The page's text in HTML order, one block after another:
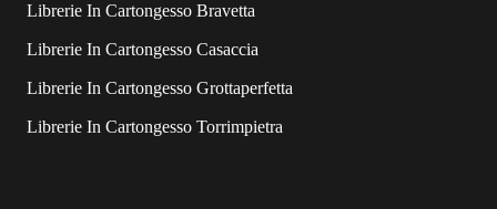
Librerie In Cartongesso Bravetta
Librerie In Cartongesso Casaccia
Librerie In Cartongesso Grottaperfetta
Librerie In Cartongesso Torrimpietra